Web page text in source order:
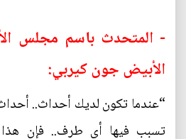
- المتحدث باسم مجلس
الأبيض جون كيربي:
“عندما تكون لديك أحداث..
تسبب فيها أي طرف.. فإن هذا